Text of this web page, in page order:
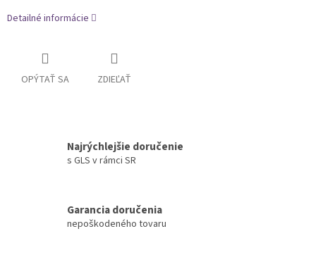
Detailné informácie
OPÝTAŤ SA ZDIEĽAŤ
Najrýchlejšie doručenie
s GLS v rámci SR
Garancia doručenia
nepoškodeného tovaru